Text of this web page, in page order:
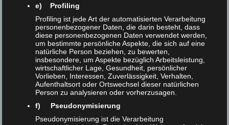
Allerdings ist eine neutrale Suchmaschine des oft
verwendeten Relevanz-Rankings beinahe unmöglich,
sodass die reale Auflistung der Suchergebnisse häufig
vom Ideal abweicht. In diesem Fall wird von einer
Verzerrung gesprochen. Für Bibliothekssuchmaschinen
liegt bislang kaum Forschung zu verzerrten
Suchergebnissen vor. Daher haben wir den Online-
Bibliothekskatalog der SUB, den Katalogplus, in einem
e) Profiling
Profiling ist jede Art der automatisierten Verarbeitung
personenbezogener Daten, die darin besteht, dass
diese personenbezogenen Daten verwendet werden,
um bestimmte persönliche Aspekte, die sich auf eine
natürliche Person beziehen, zu bewerten,
insbesondere, um Aspekte bezüglich Arbeitsleistung,
wirtschaftlicher Lage, Gesundheit, persönlicher
Vorlieben, Interessen, Zuverlässigkeit, Verhalten,
Aufenthaltsort oder Ortswechsel dieser natürlichen
Person zu analysieren oder vorherzusagen.
f) Pseudonymisierung
Pseudonymisierung ist die Verarbeitung